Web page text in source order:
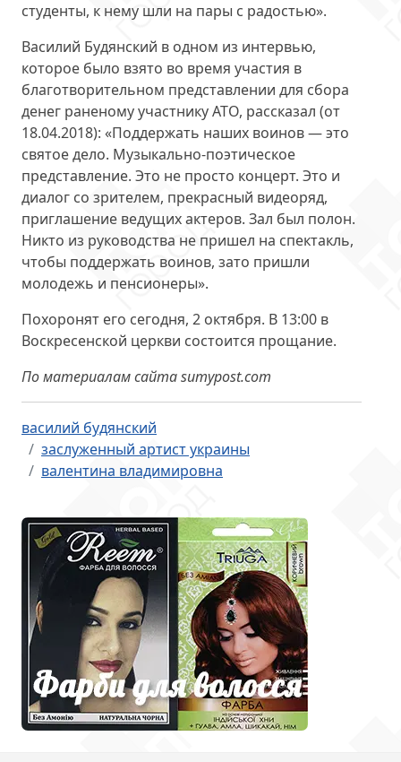
студенты, к нему шли на пары с радостью».
Василий Будянский в одном из интервью,
которое было взято во время участия в
благотворительном представлении для сбора
денег раненому участнику АТО, рассказал (от
18.04.2018): «Поддержать наших воинов — это
святое дело. Музыкально-поэтическое
представление. Это не просто концерт. Это и
диалог со зрителем, прекрасный видеоряд,
приглашение ведущих актеров. Зал был полон.
Никто из руководства не пришел на спектакль,
чтобы поддержать воинов, зато пришли
молодежь и пенсионеры».
Похоронят его сегодня, 2 октября. В 13:00 в
Воскресенской церкви состоится прощание.
По материалам сайта sumypost.com
василий будянский
заслуженный артист украины
валентина владимировна